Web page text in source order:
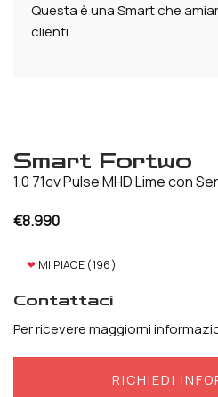
Questa è una Smart che
clienti.
Smart Fortwo
1.0 71cv Pulse MHD Lime con
€8.990
❤ MI PIACE (196)
Contattaci
Per ricevere maggiorni
RICHIEDI